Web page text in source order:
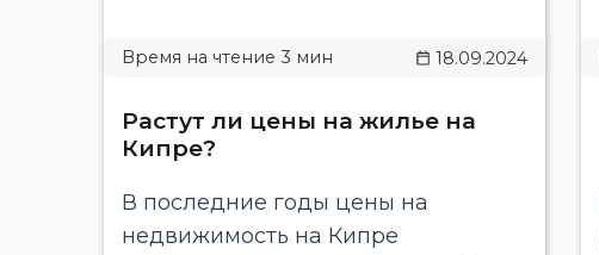
18.09.2024
Растут ли цены на жилье на
Кипре?
В последние годы цены на
недвижимость на Кипре